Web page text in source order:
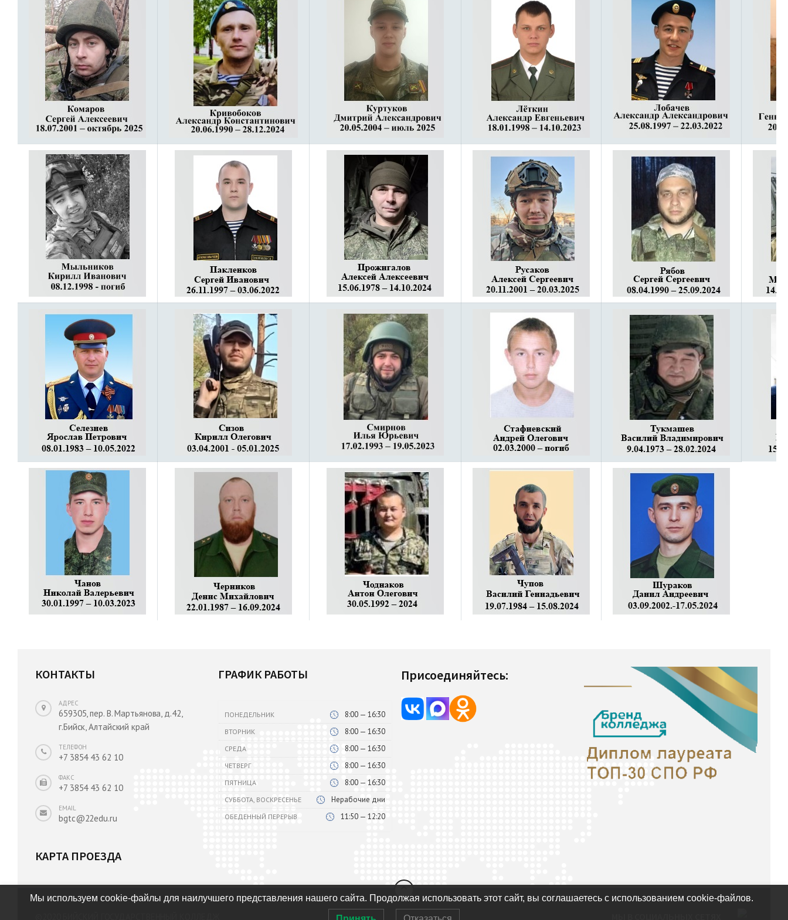
КОНТАКТЫ
АДРЕС
659305, пер. В. Мартьянова, д.42,
г.Бийск, Алтайский край
ТЕЛЕФОН
+7 3854 43 62 10
ФАКС
+7 3854 43 62 10
EMAIL
bgtc@22edu.ru
ГРАФИК РАБОТЫ
ПОНЕДЕЛЬНИК 8:00 — 16:30
ВТОРНИК 8:00 — 16:30
СРЕДА 8:00 — 16:30
ЧЕТВЕРГ 8:00 — 16:30
ПЯТНИЦА 8:00 — 16:30
СУББОТА, ВОСКРЕСЕНЬЕ Нерабочие дни
ОБЕДЕННЫЙ ПЕРЕРЫВ 11:50 — 12:20
Присоединяйтесь:
КАРТА ПРОЕЗДА
Мы используем cookie-файлы для наилучшего представления нашего сайта. Продолжая использовать этот сайт, вы соглашаетесь с использованием cookie-файлов.